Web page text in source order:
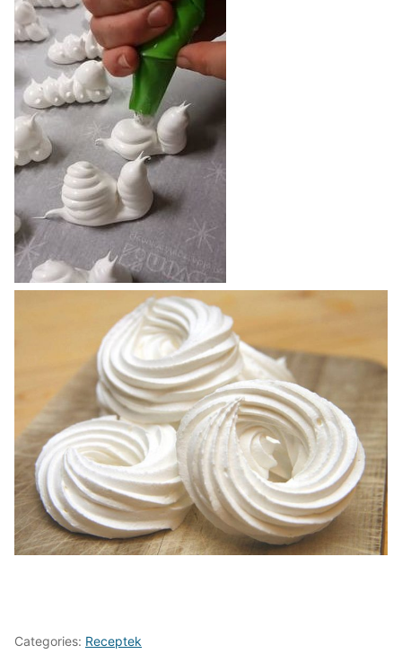
Categories: Receptek